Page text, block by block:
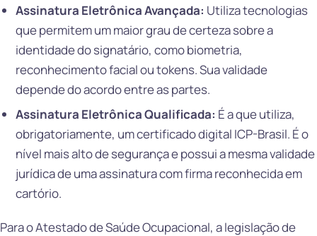
Assinatura Eletrônica Avançada: Utiliza tecnologias
que permitem um maior grau de certeza sobre a
identidade do signatário, como biometria,
reconhecimento facial ou tokens. Sua validade
depende do acordo entre as partes.
Assinatura Eletrônica Qualificada: É a que utiliza,
obrigatoriamente, um certificado digital ICP-Brasil. É o
nível mais alto de segurança e possui a mesma validade
jurídica de uma assinatura com firma reconhecida em
cartório.
Para o Atestado de Saúde Ocupacional, a legislação de